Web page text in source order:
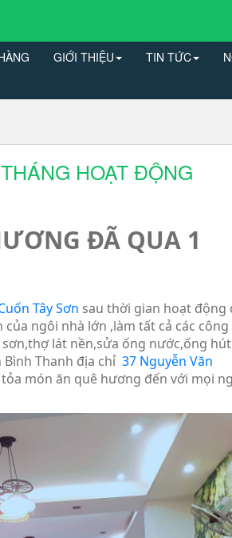
GIỚI THIỆU TIN TỨC
HOẠT ĐỘNG
ĐÃ QUA 1
Tây Sơn sau thời gian hoạt động
ngôi nhà lớn ,làm tất cả các công
lát nền,sửa ống nước,ống hút
Thanh địa chỉ 37 Nguyễn Văn
món ăn quê hương đến với mọi